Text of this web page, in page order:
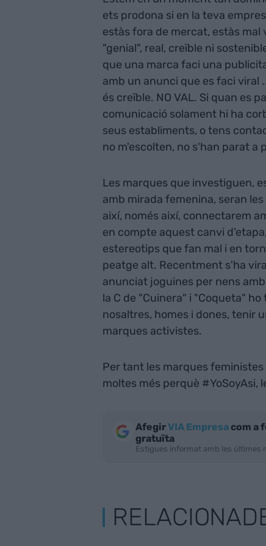
ets prodona si en la teva
estàs fora de mercat, estàs mal
"genial", real, creïble ni
que una marca faci una
amb un anunci que es faci viral
és creïble. NO VAL. Si quan es
comunicació solament hi ha
seus establiments, o tens
no m'escolten, no s'han parat a
Les marques que investiguen,
amb mirada femenina, seran
així, només així, connectarem
en compte aquest canvi
estereotips que fan mal i en
peatge alt. Recentment s'ha
anunciat joguines per nens
la C de "Cuinera" i "Coqueta"
nosaltres, homes i dones, tenir
marques activistes.
Per tant les marques
moltes més perquè #YoSoyAsi,
AfegirVIA Empresacom a
gratuïta
Estigues informat amb les últimes